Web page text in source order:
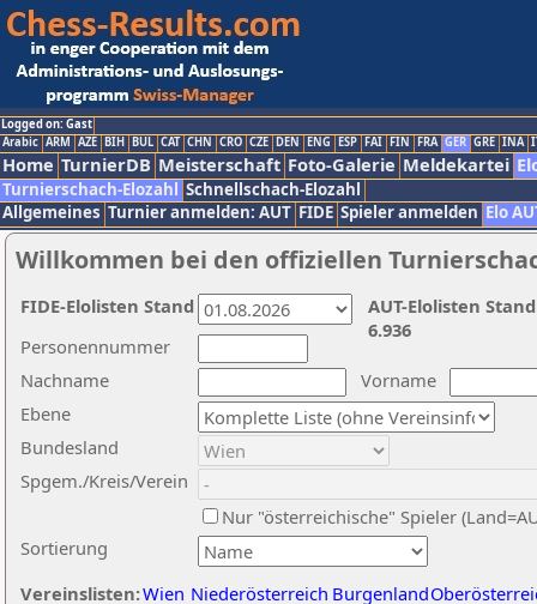
Logged on: Gast
Arabic ARM AZE BIH BUL CAT CHN CRO CZE DEN ENG ESP FAI FIN FRA GER GRE INA
Home TurnierDB Meisterschaft Foto-Galerie Meldekartei
Turnierschach-Elozahl Schnellschach-Elozahl
Allgemeines Turnier anmelden: AUT FIDE Spieler anmelden Elo
Willkommen bei den offiziellen
Nachname
Vorname
Ebene
Sortierung
Personennummer
Bundesland
Spgem./Kreis/Verein
Nur "österreichische" Spieler
Vereinslisten:Wien Niederösterreich Burgenland
AUT-Elolisten
6.936
FIDE-Elolisten Stand